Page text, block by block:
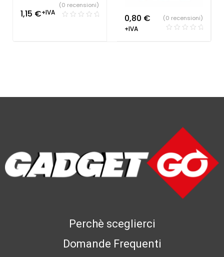
1,15 €+IVA
(0 recensioni)
0,80 €
+IVA
(0 recensioni)
Perchè sceglierci
Domande Frequenti